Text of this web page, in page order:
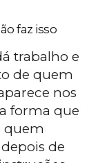
faz isso
trabalho e
de quem
nos
forma que
quem
de